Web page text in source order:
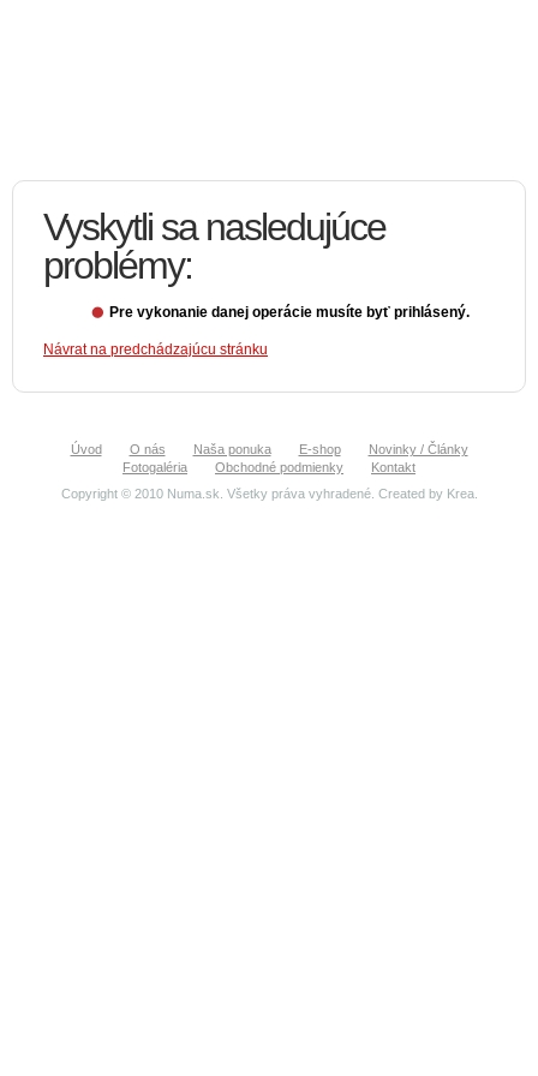
Vyskytli sa nasledujúce
problémy:
Pre vykonanie danej operácie musíte byť prihlásený.
Návrat na predchádzajúcu stránku
Úvod O nás Naša ponuka E-shop
Novinky / Články
Fotogaléria
Obchodné podmienky
Kontakt
Copyright © 2010 Numa.sk. Všetky práva vyhradené. Created by Krea.